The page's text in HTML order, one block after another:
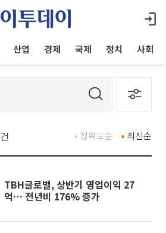
산업 경제 국제 정치 사회
건 최신순
정확도순
TBH글로벌, 상반기 영업이익 27
억… 전년비 176% 증가